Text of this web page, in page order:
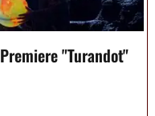
Premiere "Turandot"